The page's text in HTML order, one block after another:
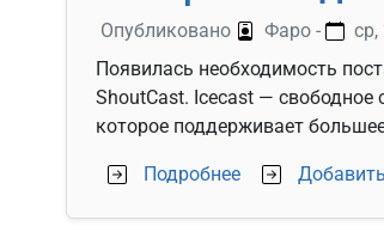
Опубликовано Фаро -
Появилась необходимость
ShoutCast. Icecast — свободное
которое поддерживает
Подробнеео Интернет